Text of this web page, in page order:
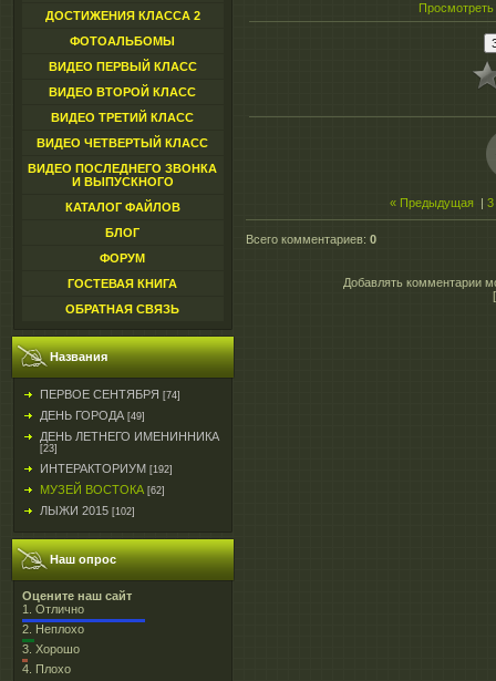
ДОСТИЖЕНИЯ КЛАССА 2
ФОТОАЛЬБОМЫ
ВИДЕО ПЕРВЫЙ КЛАСС
ВИДЕО ВТОРОЙ КЛАСС
ВИДЕО ТРЕТИЙ КЛАСС
ВИДЕО ЧЕТВЕРТЫЙ КЛАСС
ВИДЕО ПОСЛЕДНЕГО ЗВОНКА
И ВЫПУСКНОГО
КАТАЛОГ ФАЙЛОВ
БЛОГ
ФОРУМ
ГОСТЕВАЯ КНИГА
ОБРАТНАЯ СВЯЗЬ
Названия
ПЕРВОЕ СЕНТЯБРЯ [74]
ДЕНЬ ГОРОДА [49]
ДЕНЬ ЛЕТНЕГО ИМЕНИННИКА
[23]
ИНТЕРАКТОРИУМ [192]
МУЗЕЙ ВОСТОКА [62]
ЛЫЖИ 2015 [102]
Наш опрос
Оцените наш сайт
1. Отлично
2. Неплохо
3. Хорошо
4. Плохо
« Предыдущая |3
Всего комментариев: 0
Добавлять комментарии